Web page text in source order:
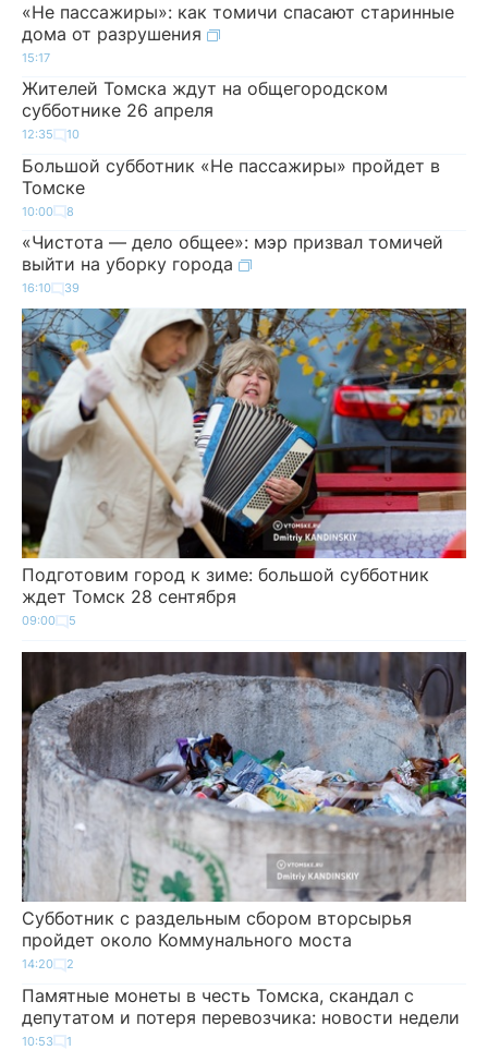
«Не пассажиры»: как томичи спасают старинные
дома от разрушения
15:17
Жителей Томска ждут на общегородском
субботнике 26 апреля
12:35 10
Большой субботник «Не пассажиры» пройдет в
Томске
10:00 8
«Чистота — дело общее»: мэр призвал томичей
выйти на уборку города
16:10 39
Подготовим город к зиме: большой субботник
ждет Томск 28 сентября
09:00 5
Субботник с раздельным сбором вторсырья
пройдет около Коммунального моста
14:20 2
Памятные монеты в честь Томска, скандал с
депутатом и потеря перевозчика: новости недели
10:53 1